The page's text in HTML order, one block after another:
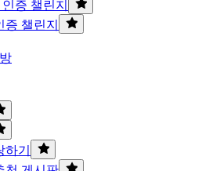
증 챌린지
증 챌린지
기